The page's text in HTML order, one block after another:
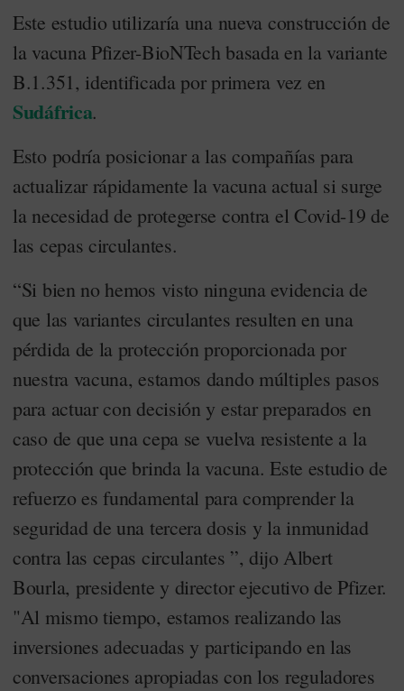
Este estudio utilizaría una nueva construcción de
la vacuna Pfizer-BioNTech basada en la variante
B.1.351, identificada por primera vez en
Sudáfrica.
Esto podría posicionar a las compañías para
actualizar rápidamente la vacuna actual si surge
la necesidad de protegerse contra el Covid-19 de
las cepas circulantes.
“Si bien no hemos visto ninguna evidencia de
que las variantes circulantes resulten en una
pérdida de la protección proporcionada por
nuestra vacuna, estamos dando múltiples pasos
para actuar con decisión y estar preparados en
caso de que una cepa se vuelva resistente a la
protección que brinda la vacuna. Este estudio de
refuerzo es fundamental para comprender la
seguridad de una tercera dosis y la inmunidad
contra las cepas circulantes ”, dijo Albert
Bourla, presidente y director ejecutivo de Pfizer.
"Al mismo tiempo, estamos realizando las
inversiones adecuadas y participando en las
conversaciones apropiadas con los reguladores